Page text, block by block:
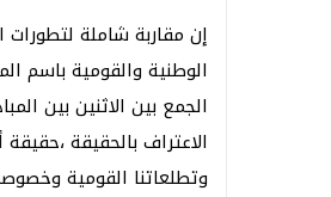
إن مقاربة شاملة لتطورات
الوطنية والقومية باسم
الجمع بين الاثنين بين
الاعتراف بالحقيقة
وتطلعاتنا القومية